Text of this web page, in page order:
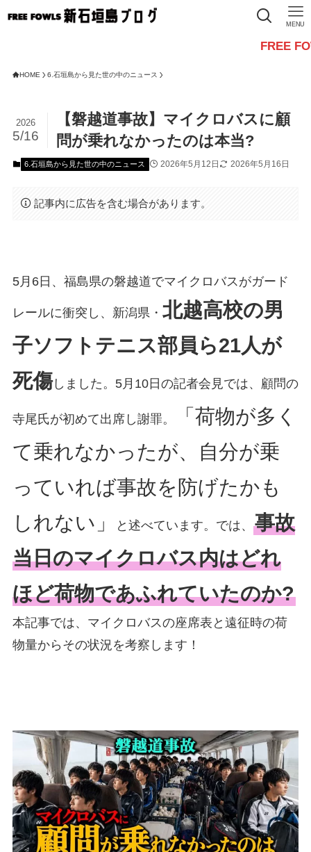
MENU
FREE FOWLSからの
HOME 6.石垣島から見た世の中のニュース
【磐越道事故】マイクロバスに顧
問が乗れなかったのは本当?
2026
5/16
6.石垣島から見た世の中のニュース 2026年5月12日 2026年5月16日
記事内に広告を含む場合があります。
5月6日、福島県の磐越道でマイクロバスがガード
レールに衝突し、新潟県・ 北越高校の男
子ソフトテニス部員ら21人が
死傷しました。5月10日の記者会見では、顧問の
寺尾氏が初めて出席し謝罪。
「荷物が多く
て乗れなかったが、自分が乗
っていれば事故を防げたかも
しれない」
と述べています。では、 事故
当日のマイクロバス内はどれ
ほど荷物であふれていたのか?
本記事では、マイクロバスの座席表と遠征時の荷
物量からその状況を考察します！